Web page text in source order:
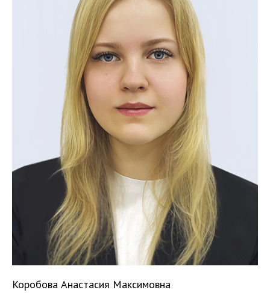
Коробова Анастасия Максимовна